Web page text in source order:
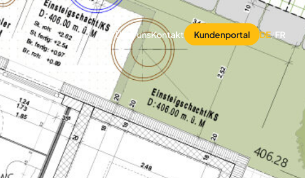
Über unsKontakt Kundenportal DE/FR